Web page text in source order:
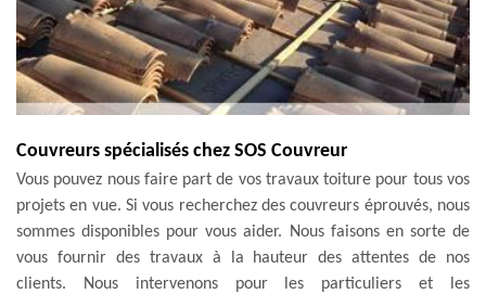
Couvreurs spécialisés chez SOS Couvreur
Vous pouvez nous faire part de vos travaux toiture pour tous vos
projets en vue. Si vous recherchez des couvreurs éprouvés, nous
sommes disponibles pour vous aider. Nous faisons en sorte de
vous fournir des travaux à la hauteur des attentes de nos
clients. Nous intervenons pour les particuliers et les